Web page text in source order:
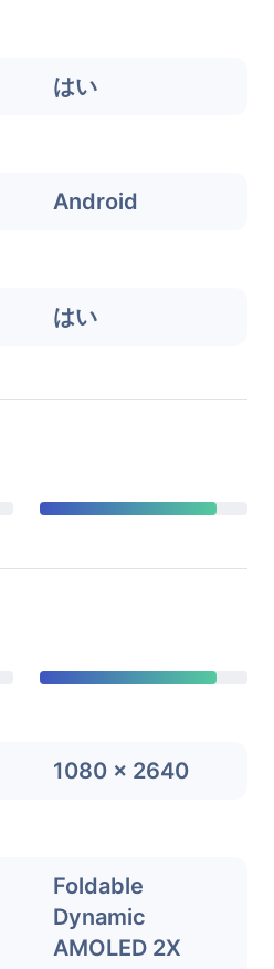
はい
Android
はい
1080 x 2640
Foldable
Dynamic
AMOLED 2X